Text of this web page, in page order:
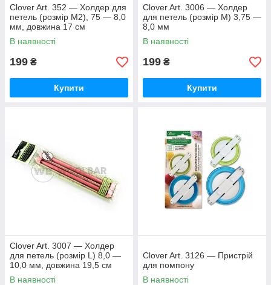
Clover Art. 352 — Холдер для
петель (розмір M2), 75 — 8,0
мм, довжина 17 см
В наявності
199 ₴
Купити
Clover Art. 3006 — Холдер
для петель (розмір М) 3,75 —
8,0 мм
В наявності
199 ₴
Купити
Clover Art. 3007 — Холдер
для петель (розмір L) 8,0 —
10,0 мм, довжина 19,5 см
В наявності
Clover Art. 3126 — Пристрій
для помпону
В наявності